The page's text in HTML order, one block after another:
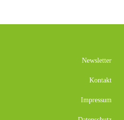
Newsletter
Kontakt
Impressum